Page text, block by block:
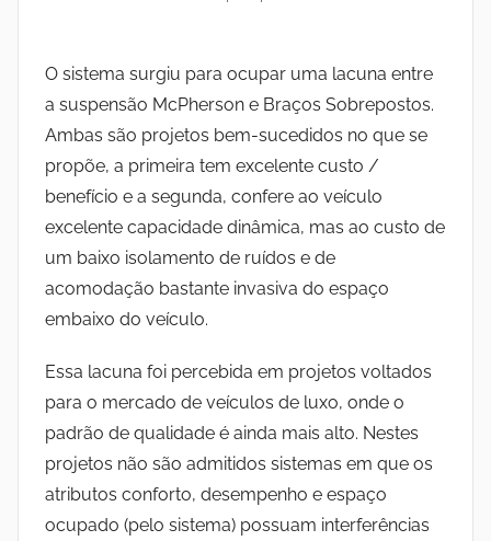
O sistema surgiu para ocupar uma lacuna entre
a suspensão McPherson e Braços Sobrepostos.
Ambas são projetos bem-sucedidos no que se
propõe, a primeira tem excelente custo /
benefício e a segunda, confere ao veículo
excelente capacidade dinâmica, mas ao custo de
um baixo isolamento de ruídos e de
acomodação bastante invasiva do espaço
embaixo do veículo.
Essa lacuna foi percebida em projetos voltados
para o mercado de veículos de luxo, onde o
padrão de qualidade é ainda mais alto. Nestes
projetos não são admitidos sistemas em que os
atributos conforto, desempenho e espaço
ocupado (pelo sistema) possuam interferências